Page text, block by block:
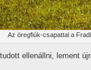
Az öregfiúk-csapattal a
ellenállni, lement